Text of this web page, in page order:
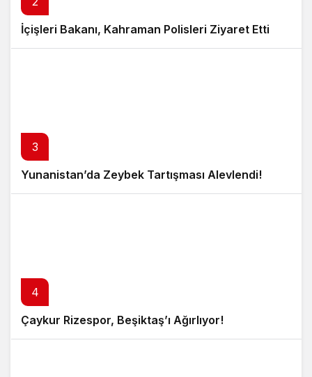
İçişleri Bakanı, Kahraman Polisleri Ziyaret Etti
3
Yunanistan’da Zeybek Tartışması Alevlendi!
4
Çaykur Rizespor, Beşiktaş’ı Ağırlıyor!